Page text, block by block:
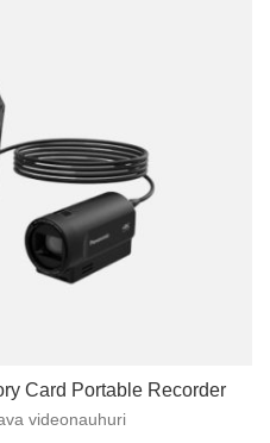
Card Portable Recorder
videonauhuri